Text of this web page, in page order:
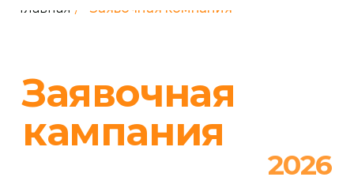
Главная / Заявочная компания
Заявочная